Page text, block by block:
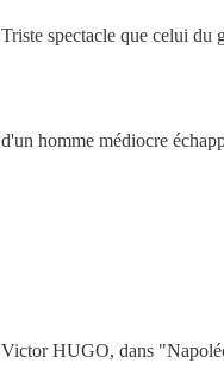
Triste spectacle que celui du
d'un homme médiocre
Victor HUGO, dans